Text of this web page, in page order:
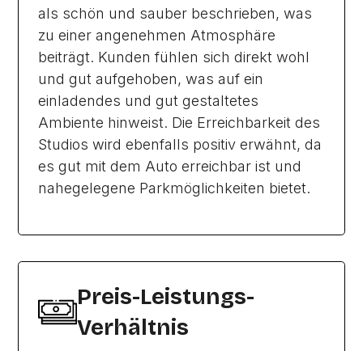
als schön und sauber beschrieben, was
zu einer angenehmen Atmosphäre
beiträgt. Kunden fühlen sich direkt wohl
und gut aufgehoben, was auf ein
einladendes und gut gestaltetes
Ambiente hinweist. Die Erreichbarkeit des
Studios wird ebenfalls positiv erwähnt, da
es gut mit dem Auto erreichbar ist und
nahegelegene Parkmöglichkeiten bietet.
Preis-Leistungs-
Verhältnis